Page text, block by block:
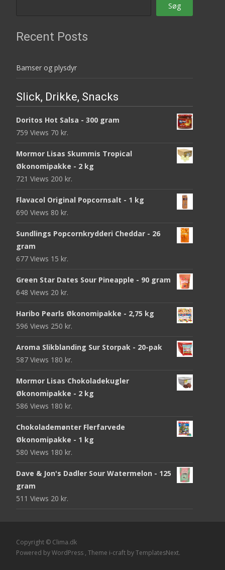
Søg
Recent Posts
Bamser og plysdyr
Slick, Drikke, Snacks
Doritos Hot Salsa - 300 gram
759 Views 70 kr.
Mormor Lisas Skummis Tropical
Økonomipakke - 2 kg
721 Views 200 kr.
Flavacol Original Popcornsalt - 1 kg
690 Views 80 kr.
Sundlings Popcornkrydderi Cheddar - 26
gram
677 Views 15 kr.
Green Star Dates Sour Pineapple - 90 gram
648 Views 20 kr.
Haribo Pearls Økonomipakke - 2,75 kg
596 Views 250 kr.
Aroma Slikblanding Sur Storpak - 20-pak
587 Views 180 kr.
Mormor Lisas Chokoladekugler
Økonomipakke - 2 kg
586 Views 180 kr.
Chokolademønter Flerfarvede
Økonomipakke - 1 kg
580 Views 180 kr.
Dave & Jon's Dadler Sour Watermelon - 125
gram
511 Views 20 kr.
Copyright © Clima.dk
Powered by WordPress , Theme i-craft by TemplatesNext.